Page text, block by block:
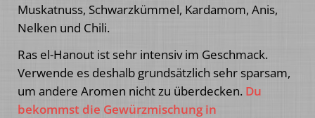
Muskatnuss, Schwarzkümmel, Kardamom, Anis,
Nelken und Chili.
Ras el-Hanout ist sehr intensiv im Geschmack.
Verwende es deshalb grundsätzlich sehr sparsam,
um andere Aromen nicht zu überdecken. Du
bekommst die Gewürzmischung in